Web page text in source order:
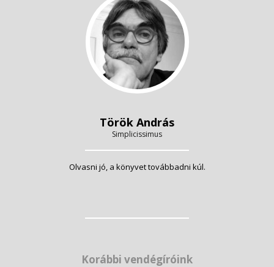
Török András
Simplicissimus
Olvasni jó, a könyvet továbbadni kúl.
Korábbi vendégíróink